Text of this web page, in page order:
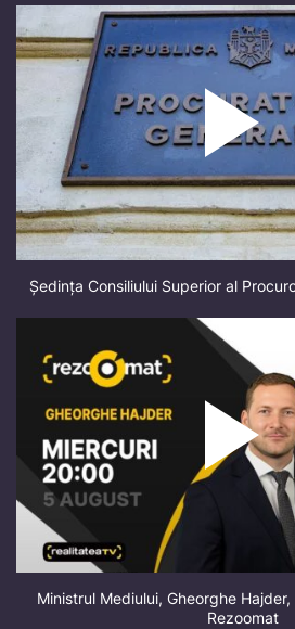
Ședința Consiliului Superior al
Ministrul Mediului, Gheorghe
Rezoomat